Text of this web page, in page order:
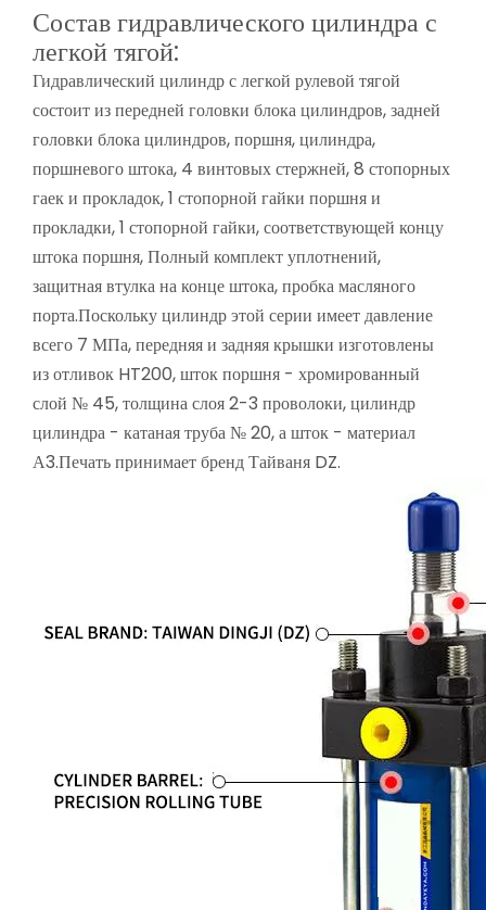
Состав гидравлического цилиндра с
легкой тягой:
Гидравлический цилиндр с легкой рулевой тягой
состоит из передней головки блока цилиндров, задней
головки блока цилиндров, поршня, цилиндра,
поршневого штока, 4 винтовых стержней, 8 стопорных
гаек и прокладок, 1 стопорной гайки поршня и
прокладки, 1 стопорной гайки, соответствующей концу
штока поршня, Полный комплект уплотнений,
защитная втулка на конце штока, пробка масляного
порта.Поскольку цилиндр этой серии имеет давление
всего 7 МПа, передняя и задняя крышки изготовлены
из отливок HT200, шток поршня - хромированный
слой № 45, толщина слоя 2-3 проволоки, цилиндр
цилиндра - катаная труба № 20, а шток - материал
А3.Печать принимает бренд Тайваня DZ.